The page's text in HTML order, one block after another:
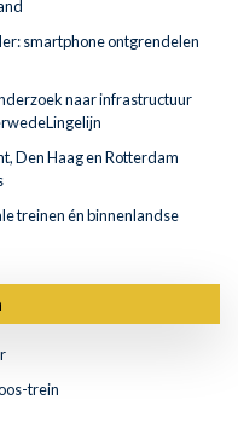
smartphone ontgrendelen
naar infrastructuur
Den Haag en Rotterdam
treinen én binnenlandse
trein